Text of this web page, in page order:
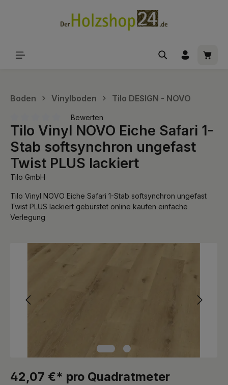
Boden Vinylboden Tilo DESIGN - NOVO
Durchschnittliche Bewertung von 0 von 5 Sternen
Bewerten
Tilo Vinyl NOVO Eiche Safari 1-
Stab softsynchron ungefast
Twist PLUS lackiert
Tilo GmbH
Tilo Vinyl NOVO Eiche Safari 1-Stab softsynchron ungefast
Twist PLUS lackiert gebürstet online kaufen einfache
Verlegung
Bildergalerie überspringen
42,07 €* pro Quadratmeter